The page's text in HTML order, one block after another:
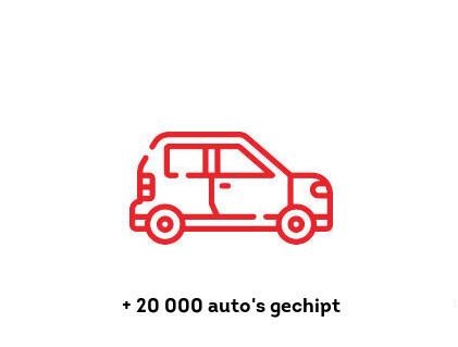
+ 20 000 auto's gechipt